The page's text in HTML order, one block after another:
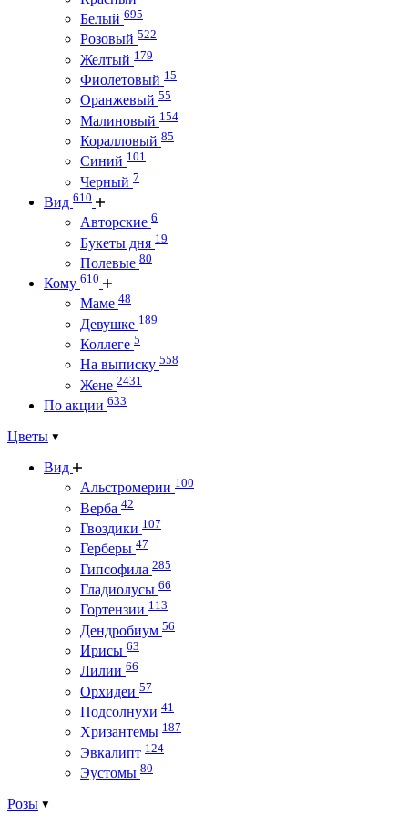
Белый 695
Розовый 522
Желтый 179
Фиолетовый 15
Оранжевый 55
Малиновый 154
Коралловый 85
Синий 101
Черный 7
Вид 610
Авторские 6
Букеты дня 19
Полевые 80
Кому 610
Маме 48
Девушке 189
Коллеге 5
На выписку 558
Жене 2431
По акции 633
Цветы
Вид
Альстромерии 100
Верба 42
Гвоздики 107
Герберы 47
Гипсофила 285
Гладиолусы 66
Гортензии 113
Дендробиум 56
Ирисы 63
Лилии 66
Орхидеи 57
Подсолнухи 41
Хризантемы 187
Эвкалипт 124
Эустомы 80
Розы